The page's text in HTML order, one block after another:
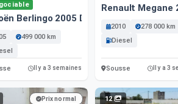
Berlingo 2005 Diesel
499 000 km
Il y a 3 semaines
Renault Megane
2010
278 000 km
Diesel
Sousse Il y a 3
Prix normal 12